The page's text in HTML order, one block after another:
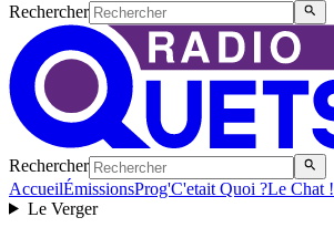
Rechercher
Rechercher
AccueilÉmissionsProg'C'etait Quoi ?Le Chat !
Le Verger